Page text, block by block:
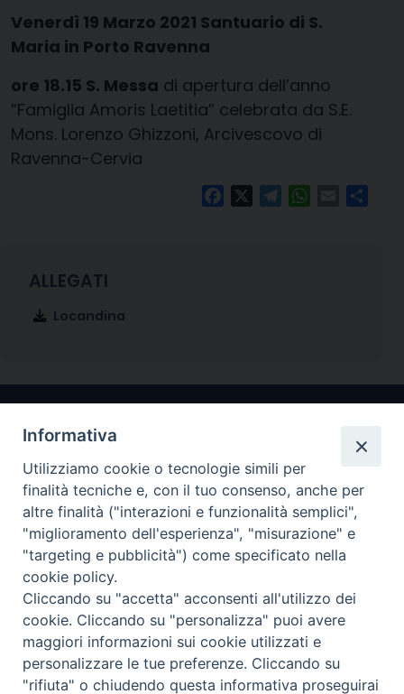
Venerdì 19 Marzo 2021 Santuario di S.
Maria in Porto Ravenna
ore 18.15 S. Messa di apertura dell’anno
“Famiglia Amoris Laetitia” celebrata da S.E.
Mons. Lorenzo Ghizzoni, Arcivescovo di
Ravenna-Cervia
FacebookTelegramWhatsApp
Email
Locandina
Arcidiocesi di Ravenna-Cervia
CONTATTI
Piazza Arcivescovado, 1 48121- Ravenna
tel 0544.541655
curia@diocesiravennacervia.it
Informativa
Utilizziamo cookie o tecnologie simili per
finalità tecniche e, con il tuo consenso, anche per
altre finalità ("interazioni e funzionalità semplici",
"miglioramento dell'esperienza", "misurazione" e
"targeting e pubblicità") come specificato nella
cookie policy.
Cliccando su "accetta" acconsenti all'utilizzo dei
cookie. Cliccando su "personalizza" puoi avere
maggiori informazioni sui cookie utilizzati e
personalizzare le tue preferenze. Cliccando su
"rifiuta" o chiudendo questa informativa proseguirai